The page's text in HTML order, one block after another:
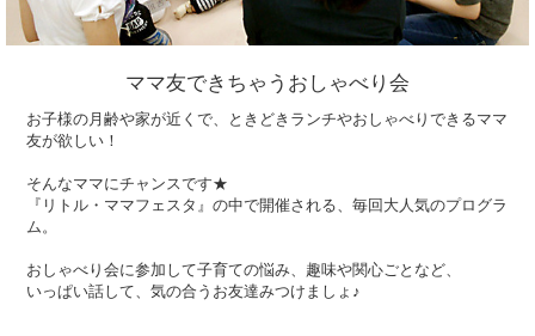
ママ友できちゃうおしゃべり会
お子様の月齢や家が近くで、ときどきランチやおしゃべりできるママ
友が欲しい！
そんなママにチャンスです★
『リトル・ママフェスタ』の中で開催される、毎回大人気のプログラ
ム。
おしゃべり会に参加して子育ての悩み、趣味や関心ごとなど、
いっぱい話して、気の合うお友達みつけましょ♪